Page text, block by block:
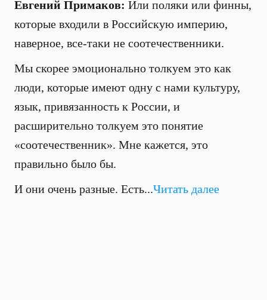
Евгений Примаков: Или поляки или финны,
которые входили в Российскую империю,
наверное, все-таки не соотечественники.
Мы скорее эмоционально толкуем это как
люди, которые имеют одну с нами культуру,
язык, привязанность к России, и
расширительно толкуем это понятие
«соотечественник». Мне кажется, это
правильно было бы.
И они очень разные. Есть...Читать далее